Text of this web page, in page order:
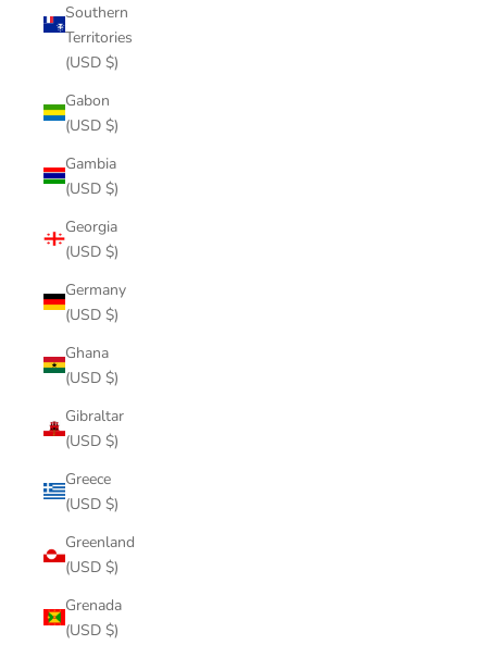
Southern
Territories
(USD $)
Gabon
(USD $)
Gambia
(USD $)
Georgia
(USD $)
Germany
(USD $)
Ghana
(USD $)
Gibraltar
(USD $)
Greece
(USD $)
Greenland
(USD $)
Grenada
(USD $)